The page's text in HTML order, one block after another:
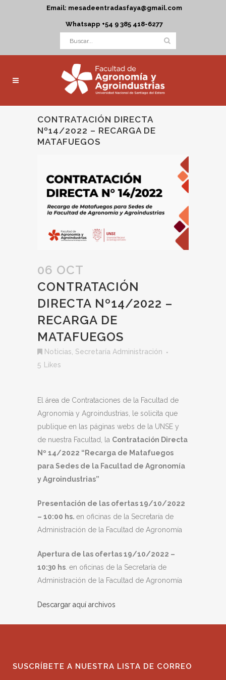
Email: mesadeentradasfaya@gmail.com
Whatsapp +54 9 385 418-6277
CONTRATACIÓN DIRECTA
Nº14/2022 – RECARGA DE
MATAFUEGOS
06 OCT
CONTRATACIÓN
DIRECTA Nº14/2022 –
RECARGA DE
MATAFUEGOS
Noticias Secretaría Administración
5
Likes
El área de Contrataciones de la Facultad de
Agronomía y Agroindustrias, le solicita que
publique en las páginas webs de la UNSE y
de nuestra Facultad, la Contratación Directa
Nº 14/2022 “Recarga de Matafuegos
para Sedes de la Facultad de Agronomía
y Agroindustrias”
Presentación de las ofertas 19/10/2022
– 10:00 hs. en oficinas de la Secretaría de
Administración de la Facultad de Agronomía
Apertura de las ofertas 19/10/2022 –
10:30 hs . en oficinas de la Secretaría de
Administración de la Facultad de Agronomía
Descargar aquí archivos
SUSCRÍBETE A NUESTRA LISTA DE CORREO